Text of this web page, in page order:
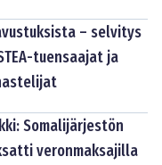
– selvitys
tuensaajat ja
Somalijärjestön
veronmaksajilla